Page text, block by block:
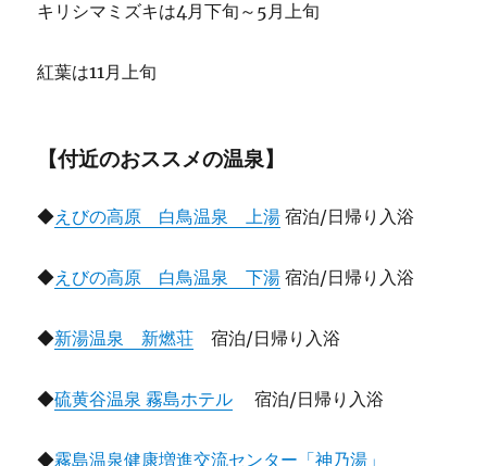
キリシマミズキは4月下旬～5月上旬
紅葉は11月上旬
【付近のおススメの温泉】
◆えびの高原 白鳥温泉 上湯 宿泊/日帰り入浴
◆えびの高原 白鳥温泉 下湯 宿泊/日帰り入浴
◆新湯温泉 新燃荘 宿泊/日帰り入浴
◆硫黄谷温泉 霧島ホテル 宿泊/日帰り入浴
◆霧島温泉健康増進交流センター「神乃湯」